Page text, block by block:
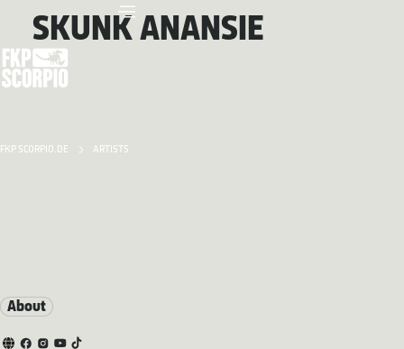
FKP SCORPIO.DE ARTISTS
SKUNK ANANSIE
About